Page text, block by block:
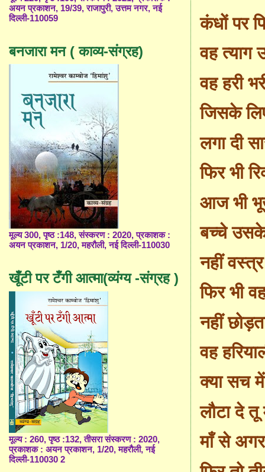
कंधों पर
वह त्याग
वह हरी
जिसके
लगा दी
फिर भी
आज भी
बच्चे
नहीं
फिर भी
नहीं
वह
क्या सच में
लौटा दे तू
माँ से अगर
अयन प्रकाशन, 19/39, राजापुरी, उत्तम नगर, नई
दिल्ली-110059
बनजारा मन ( काव्य-संग्रह)
मूल्य 300, पृष्ठ :148, संस्करण : 2020, प्रकाशक :
अयन प्रकाशन, 1/20, महरौली, नई दिल्ली-110030
खूँटी पर टँगी आत्मा(व्यंग्य -संग्रह )
मूल्य : 260, पृष्ठ :132, तीसरा संस्करण : 2020,
प्रकाशक : अयन प्रकाशन, 1/20, महरौली, नई
दिल्ली-110030 2